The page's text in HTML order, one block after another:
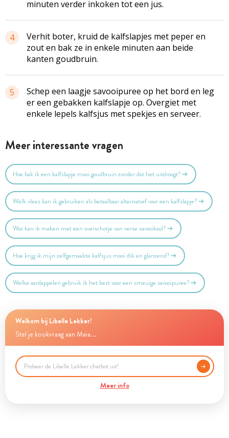
minuten verder inkoken tot een jus.
4
Verhit boter, kruid de kalfslapjes met peper en
zout en bak ze in enkele minuten aan beide
kanten goudbruin.
5
Schep een laagje savooipuree op het bord en leg
er een gebakken kalfslapje op. Overgiet met
enkele lepels kalfsjus met spekjes en serveer.
Meer interessante vragen
Hoe bak ik een kalfslapje mooi goudbruin zonder dat het uitdroogt?
Welk vlees kan ik gebruiken als betaalbaar alternatief voor een kalfslapje?
Wat kan ik maken met een overschotje van verse savooikool?
Hoe krijg ik mijn zelfgemaakte kalfsjus mooi dik en glanzend?
Welke aardappelen gebruik ik het best voor een smeuïge savooipuree?
Welkom bij Libelle Lekker!
Stel je kookvraag aan Maia...
Meer info